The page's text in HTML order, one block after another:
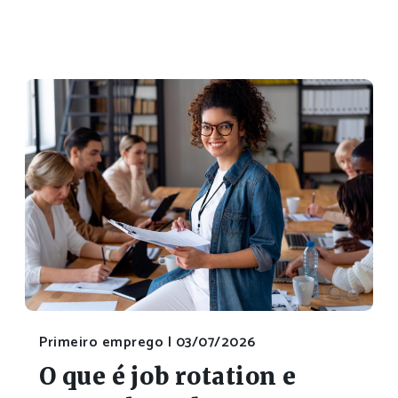
Primeiro emprego | 03/07/2026
O que é job rotation e